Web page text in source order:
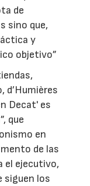
de
sino que,
y
objetivo”
d’Humières
Decat' es
que
en
de las
el ejecutivo,
siguen los